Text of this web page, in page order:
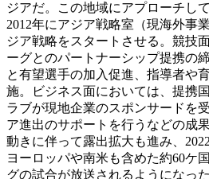
ジアだ。この地域にアプローチし
2012年にアジア戦略室（現海外事
ジア戦略をスタートさせる。競技
ーグとのパートナーシップ提携の
と有望選手の加入促進、指導者や
施。ビジネス面においては、提携
ラブが現地企業のスポンサードを
ア進出のサポートを行うなどの成
動きに伴って露出拡大も進み、
ヨーロッパや南米も含めた約60ケ
グの試合が放送されるようになっ